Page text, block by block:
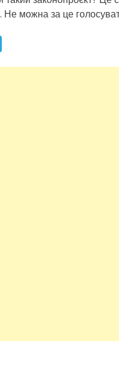
Не можна за це